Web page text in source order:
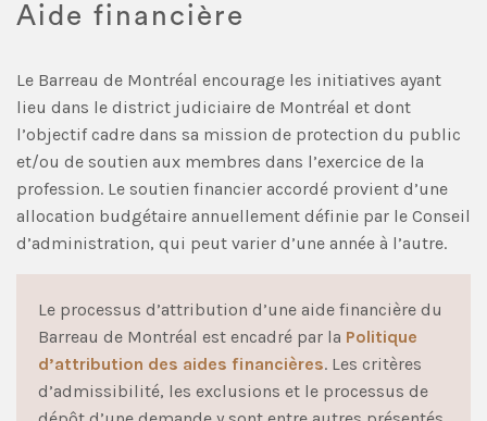
Aide financière
Le Barreau de Montréal encourage les initiatives ayant
lieu dans le district judiciaire de Montréal et dont
l’objectif cadre dans sa mission de protection du public
et/ou de soutien aux membres dans l’exercice de la
profession. Le soutien financier accordé provient d’une
allocation budgétaire annuellement définie par le Conseil
d’administration, qui peut varier d’une année à l’autre.
Le processus d’attribution d’une aide financière du
Barreau de Montréal est encadré par la Politique
d’attribution des aides financières. Les critères
d’admissibilité, les exclusions et le processus de